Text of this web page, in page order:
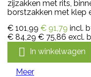
zijzakken met rits,
borstzakken met klep
€ 101,99 € 91,79 incl.
€ 84,29 € 75,86 excl.
 In winkelwagen
Meer